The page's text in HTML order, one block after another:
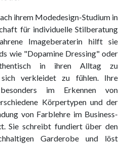
ihrem Modedesign-Studium in
für individuelle Stilberatung
Imageberaterin hilft sie
wie "Dopamine Dressing" oder
in ihren Alltag zu
sich verkleidet zu fühlen. Ihre
im Erkennen von
Körpertypen und der
von Farblehre im Business-
Sie schreibt fundiert über den
Garderobe und löst